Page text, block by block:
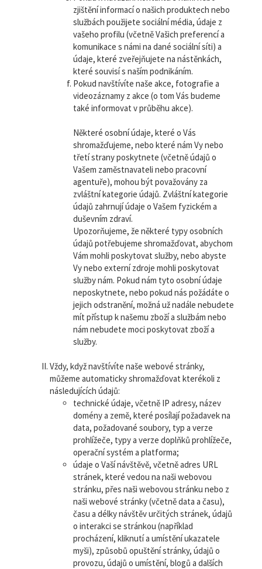
zjištění informací o našich produktech nebo
službách použijete sociální média, údaje z
vašeho profilu (včetně Vašich preferencí a
komunikace s námi na dané sociální síti) a
údaje, které zveřejňujete na nástěnkách,
které souvisí s naším podnikáním.
Pokud navštívíte naše akce, fotografie a
videozáznamy z akce (o tom Vás budeme
také informovat v průběhu akce).
Některé osobní údaje, které o Vás
shromažďujeme, nebo které nám Vy nebo
třetí strany poskytnete (včetně údajů o
Vašem zaměstnavateli nebo pracovní
agentuře), mohou být považovány za
zvláštní kategorie údajů. Zvláštní kategorie
údajů zahrnují údaje o Vašem fyzickém a
duševním zdraví.
Upozorňujeme, že některé typy osobních
údajů potřebujeme shromažďovat, abychom
Vám mohli poskytovat služby, nebo abyste
Vy nebo externí zdroje mohli poskytovat
služby nám. Pokud nám tyto osobní údaje
neposkytnete, nebo pokud nás požádáte o
jejich odstranění, možná už nadále nebudete
mít přístup k našemu zboží a službám nebo
nám nebudete moci poskytovat zboží a
služby.
Vždy, když navštívíte naše webové stránky,
můžeme automaticky shromažďovat kterékoli z
následujících údajů:
technické údaje, včetně IP adresy, název
domény a země, které posílají požadavek na
data, požadované soubory, typ a verze
prohlížeče, typy a verze doplňků prohlížeče,
operační systém a platforma;
údaje o Vaší návštěvě, včetně adres URL
stránek, které vedou na naši webovou
stránku, přes naši webovou stránku nebo z
naši webové stránky (včetně data a času),
času a délky návštěv určitých stránek, údajů
o interakci se stránkou (například
procházení, kliknutí a umístění ukazatele
myši), způsobů opuštění stránky, údajů o
provozu, údajů o umístění, blogů a dalších